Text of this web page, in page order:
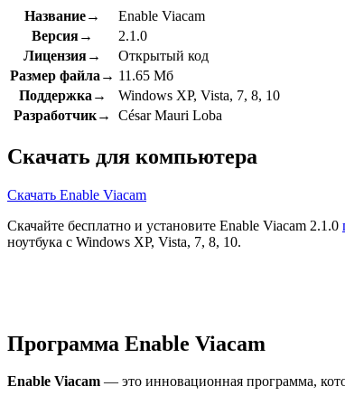
Название→
Enable Viacam
Версия→
2.1.0
Лицензия→
Открытый код
Размер файла→ 11.65 Мб
Поддержка→
Windows XP, Vista, 7, 8, 10
Разработчик→
César Mauri Loba
Скачать для компьютера
Скачать Enable Viacam
Скачайте бесплатно и установите Enable Viacam 2.1.0
ноутбука с Windows XP, Vista, 7, 8, 10.
Программа Enable Viacam
Enable Viacam — это инновационная программа,